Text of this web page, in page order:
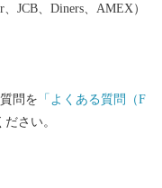
JCB、Diners、AMEX）
問を 「よくある質問（F
さい。